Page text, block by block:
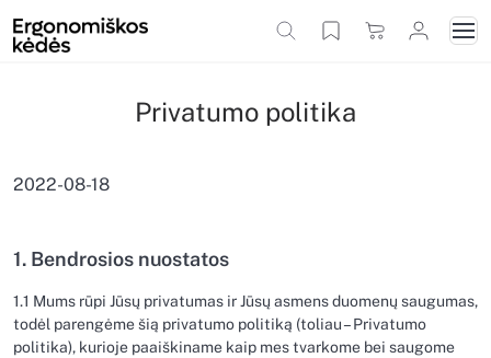
Privatumo politika
2022-08-18
1. Bendrosios nuostatos
1.1 Mums rūpi Jūsų privatumas ir Jūsų asmens duomenų saugumas,
todėl parengėme šią privatumo politiką (toliau – Privatumo
politika), kurioje paaiškiname kaip mes tvarkome bei saugome